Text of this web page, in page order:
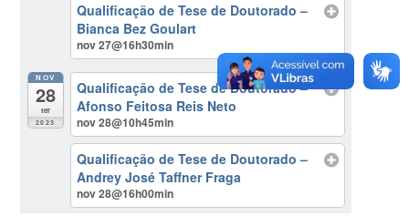
Qualificação de Tese de Doutorado –
Bianca Bez Goulart
nov 27@16h30min
NOV
28
ter
2023
Qualificação de Tese de Doutorado –
Afonso Feitosa Reis Neto
nov 28@10h45min
Qualificação de Tese de Doutorado –
Andrey José Taffner Fraga
nov 28@16h00min